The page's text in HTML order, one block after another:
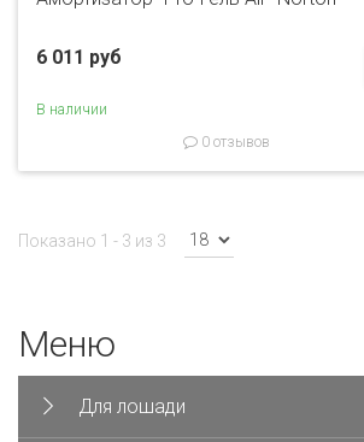
6 011 руб
В наличии
0 отзывов
Показано 1 - 3 из 3
Меню
Для лошади